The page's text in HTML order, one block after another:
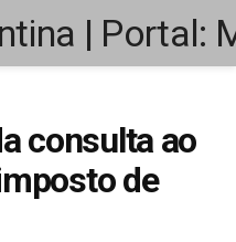
consulta ao
de